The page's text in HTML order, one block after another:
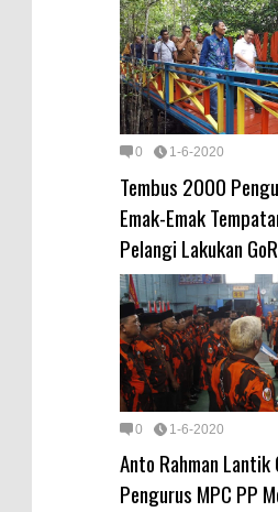
0 1-6-2020
Tembus 2000
Emak-Emak
Pelangi Lakukan
0 1-6-2020
Anto Rahman Lantik
Pengurus MPC PP